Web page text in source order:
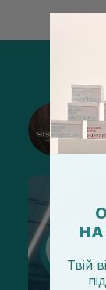
Твій